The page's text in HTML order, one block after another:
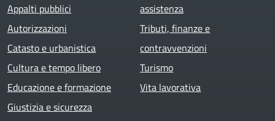
Appalti pubblici
Autorizzazioni
Catasto e urbanistica
Cultura e tempo libero
Educazione e formazione
Giustizia e sicurezza
assistenza
Tributi, finanze e
contravvenzioni
Turismo
Vita lavorativa